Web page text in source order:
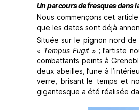
Un parcours de fresques dans
Nous commençons cet
que les dates sont déjà
Située sur le pignon nord de
« Tempus Fugit » ; l’artiste
combattants peints à
deux abeilles, l’une à
verre, brisant le temps et
gigantesque a été réalisée